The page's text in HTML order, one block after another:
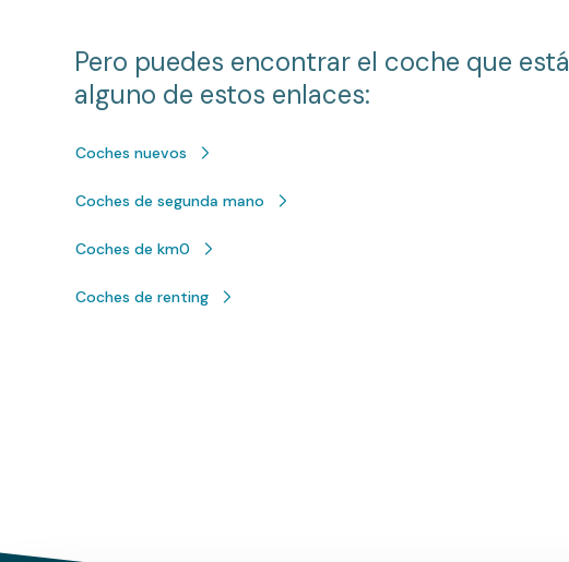
Pero puedes encontrar el coche que
alguno de estos enlaces:
Coches nuevos
Coches de segunda mano
Coches de km0
Coches de renting